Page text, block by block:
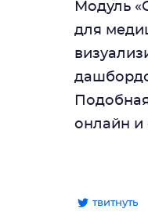
Модуль
для
онлайн и
твитнуть